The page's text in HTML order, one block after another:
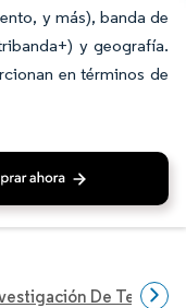
y más), banda de
y geografía.
en términos de
De